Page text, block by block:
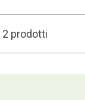
prodotti